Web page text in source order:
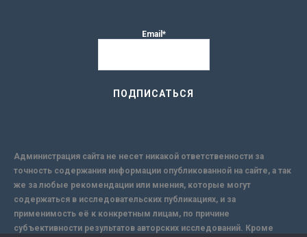
Email*
Администрация сайта не несет никакой ответственности за
точность содержания информации опубликованной на сайте, а так
же за любые рекомендации или мнения, которые могут
содержаться в исследовательских публикациях, и за
применимость её к конкретным лицам, по причине
субъективности результатов авторских исследований. Кроме